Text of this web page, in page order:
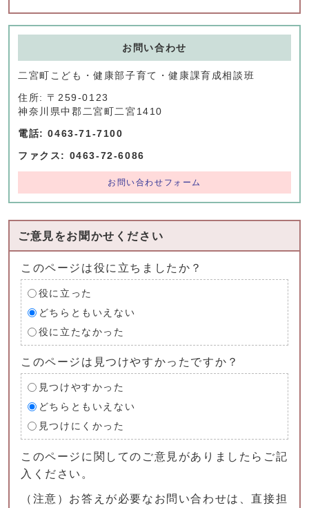
お問い合わせ
二宮町こども・健康部子育て・健康課育成相談班
住所: 〒259-0123
神奈川県中郡二宮町二宮1410
電話: 0463-71-7100
ファクス: 0463-72-6086
お問い合わせフォーム
ご意見をお聞かせください
このページは役に立ちましたか？
役に立った
どちらともいえない
役に立たなかった
このページは見つけやすかったですか？
見つけやすかった
どちらともいえない
見つけにくかった
このページに関してのご意見がありましたらご記
入ください。
（注意）お答えが必要なお問い合わせは、直接担